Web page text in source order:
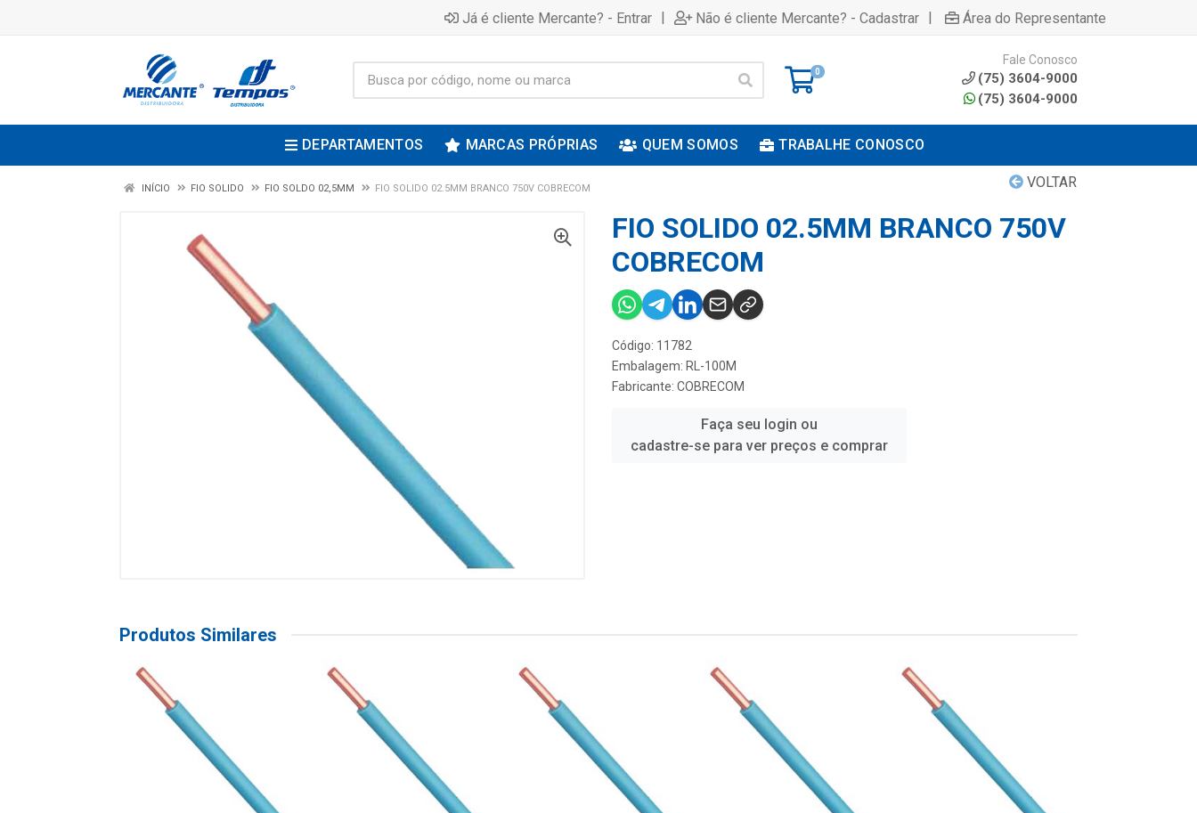
Já é cliente Mercante? - Entrar | Não é cliente Mercante? - Cadastrar | Área do Representante
0
Fale Conosco
(75) 3604-9000
(75) 3604-9000
DEPARTAMENTOS MARCAS PRÓPRIAS QUEM SOMOS TRABALHE CONOSCO
VOLTAR
INÍCIO FIO SOLIDO FIO SOLDO 02,5MM FIO SOLIDO 02.5MM BRANCO 750V COBRECOM
FIO SOLIDO 02.5MM BRANCO 750V
COBRECOM
Código: 11782
Embalagem: RL-100M
Fabricante: COBRECOM
Faça seu login ou
cadastre-se para ver preços e comprar
Produtos Similares